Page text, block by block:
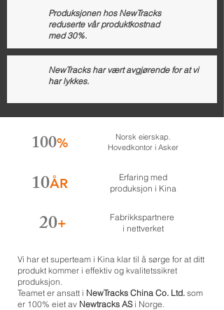
Produksjonen hos NewTracks
reduserte vår produktkostnad
med 30%.
NewTracks har vært avgjørende for at vi
har lykkes.
100%
Norsk eierskap.
Hovedkontor i Asker
10ÅR
Erfaring med
produksjon i Kina
20+
​​Fabrikkspartnere
i nettverket
Vi har et superteam i Kina klar til å sørge for at ditt
produkt kommer i effektiv og kvalitetssikret
produksjon.
Teamet er ansatt i NewTracks China Co. Ltd. som
er 100% eiet av Newtracks ASi Norge.